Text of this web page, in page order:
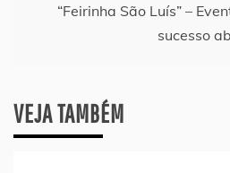
“Feirinha São Luís” –
sucesso
VEJA TAMBÉM